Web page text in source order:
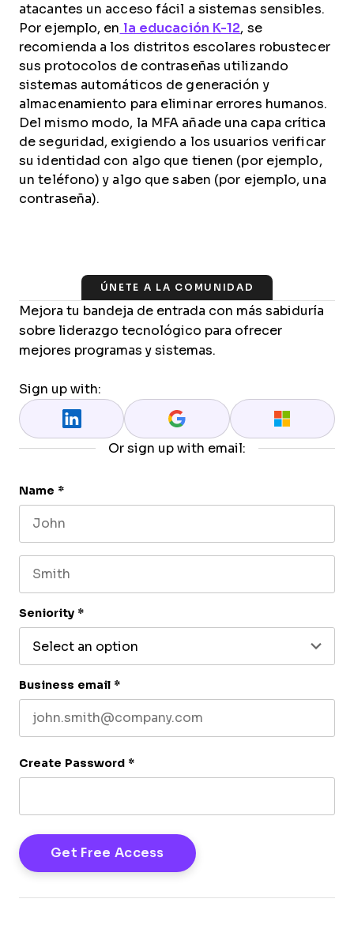
atacantes un acceso fácil a sistemas sensibles.
Por ejemplo, en la educación K-12, se
recomienda a los distritos escolares robustecer
sus protocolos de contraseñas utilizando
sistemas automáticos de generación y
almacenamiento para eliminar errores humanos.
Del mismo modo, la MFA añade una capa crítica
de seguridad, exigiendo a los usuarios verificar
su identidad con algo que tienen (por ejemplo,
un teléfono) y algo que saben (por ejemplo, una
contraseña).
ÚNETE A LA COMUNIDAD
Mejora tu bandeja de entrada con más sabiduría
sobre liderazgo tecnológico para ofrecer
mejores programas y sistemas.
Sign up with:
Or sign up with email:
Name *
Seniority *
Business email *
Create Password *